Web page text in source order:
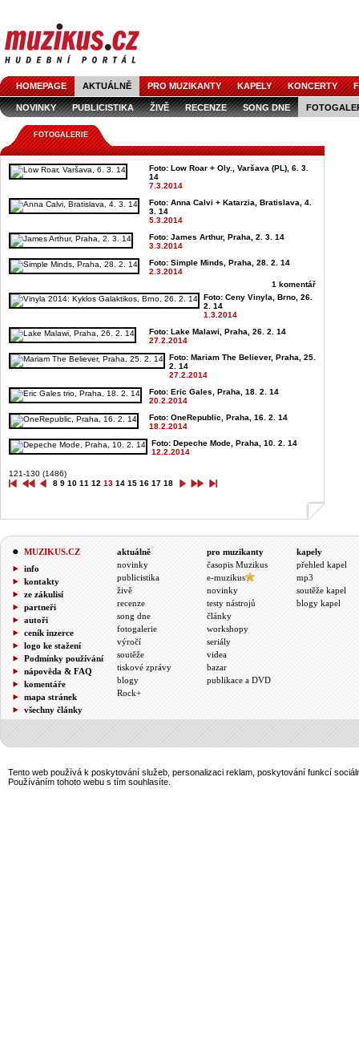
HOMEPAGE AKTUÁLNĚ PRO MUZIKANTY KAPELY KONCERTY
NOVINKY PUBLICISTIKA ŽIVĚ RECENZE SONG DNE
FOTOGALERIE
Foto: Low Roar + Oly., Varšava (PL), 6. 3.
14
7.3.2014
Foto: Anna Calvi + Katarzia, Bratislava, 4.
3. 14
5.3.2014
Foto: James Arthur, Praha, 2. 3. 14
3.3.2014
Foto: Simple Minds, Praha, 28. 2. 14
2.3.2014
1 komentář
Foto: Ceny Vinyla, Brno, 26.
2. 14
1.3.2014
Foto: Lake Malawi, Praha, 26. 2. 14
27.2.2014
Foto: Mariam The Believer, Praha, 25.
2. 14
27.2.2014
Foto: Eric Gales, Praha, 18. 2. 14
20.2.2014
Foto: OneRepublic, Praha, 16. 2. 14
18.2.2014
Foto: Depeche Mode, Praha, 10. 2. 14
12.2.2014
121-130 (1486)
8 9 10 11 12 13 14 15 16 17 18
MUZIKUS.CZ
info
kontakty
ze zákulisí
partneři
autoři
ceník inzerce
logo ke stažení
Podmínky používání
nápověda & FAQ
komentáře
mapa stránek
všechny články
aktuálně
novinky
publicistika
živě
recenze
song dne
fotogalerie
výročí
soutěže
tiskové zprávy
blogy
Rock+
pro muzikanty
časopis Muzikus
e-muzikus
novinky
testy nástrojů
články
workshopy
seriály
videa
bazar
publikace a DVD
kapely
přehled kapel
mp3
soutěže kapel
blogy kapel
Tento web používá k poskytování služeb, personalizaci reklam, poskytování funkcí
Používáním tohoto webu s tím souhlasíte.